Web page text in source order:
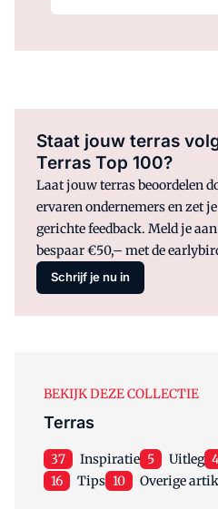
Staat jouw terras
Terras Top 100?
Laat jouw terras beoordelen
ervaren ondernemers en zet
gerichte feedback. Meld je
bespaar €50,– met de
Schrijf je nu in
BEKIJK DEZE COLLECTIE
Terras
37 Inspiratie 5 Uitleg
16
Tips 10 Overige